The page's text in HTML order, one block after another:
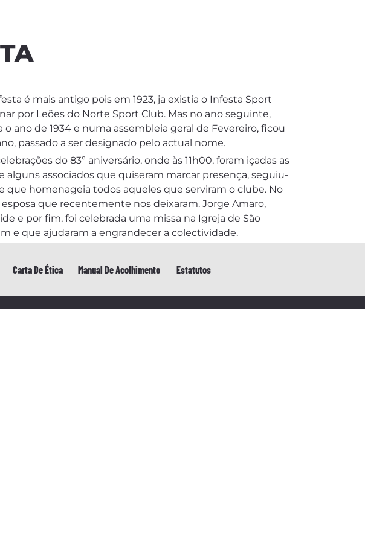
é mais antigo pois em 1923, ja existia o Infesta Sport
por Leões do Norte Sport Club. Mas no ano seguinte,
ano de 1934 e numa assembleia geral de Fevereiro, ficou
passado a ser designado pelo actual nome.
do 83º aniversário, onde às 11h00, foram içadas as
associados que quiseram marcar presença, seguiu-
homenageia todos aqueles que serviram o clube. No
que recentemente nos deixaram. Jorge Amaro,
e por fim, foi celebrada uma missa na Igreja de São
e que ajudaram a engrandecer a colectividade.
Carta De Ética Manual De Acolhimento Estatutos